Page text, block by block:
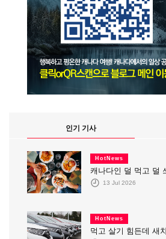
인기 기사
HotNews
캐나다인 덜 먹고 덜
13 Jul 2026
HotNews
먹고 살기 힘든데 새